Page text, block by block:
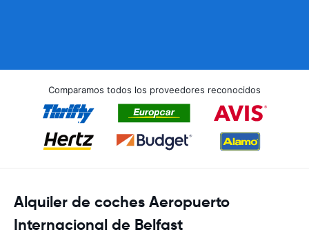
Comparamos todos los proveedores reconocidos
Alquiler de coches Aeropuerto
Internacional de Belfast